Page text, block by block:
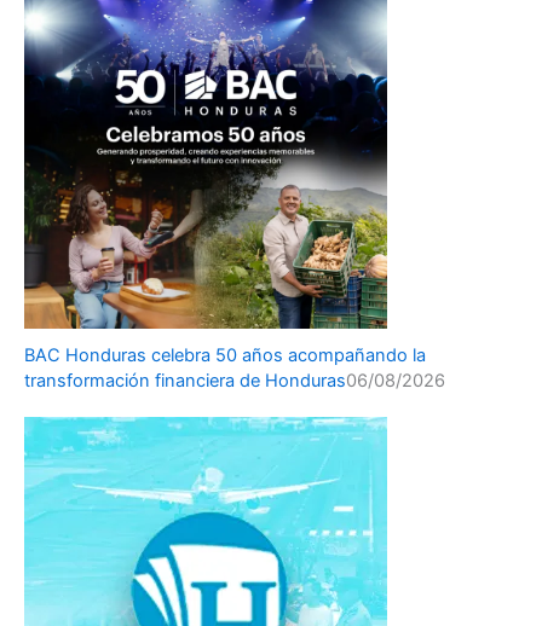
BAC Honduras celebra 50 años acompañando la
transformación financiera de Honduras06/08/2026